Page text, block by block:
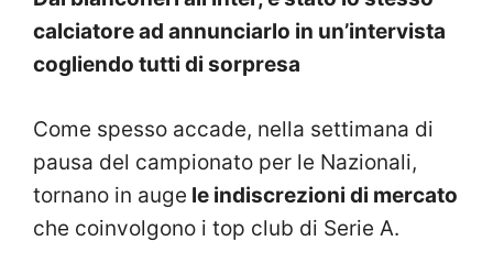
calciatore ad annunciarlo in un’intervista
cogliendo tutti di sorpresa
Come spesso accade, nella settimana di
pausa del campionato per le Nazionali,
tornano in auge le indiscrezioni di mercato
che coinvolgono i top club di Serie A.